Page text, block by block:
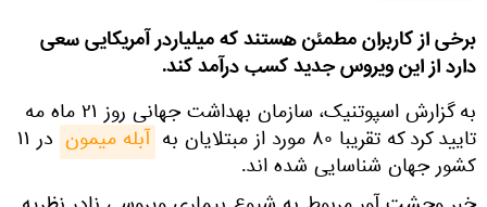
برخی از کاربران مطمئن هستند که میلیاردر آمریکایی سعی
دارد از این ویروس جدید کسب درآمد کند.
به گزارش اسپوتنیک، سازمان بهداشت جهانی روز ۲۱ ماه مه
تایید کرد که تقریبا ۸۰ مورد از مبتلایان به آبله میمون در ۱۱
کشور جهان شناسایی شده اند.